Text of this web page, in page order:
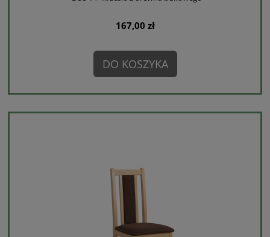
167,00 zł
DO KOSZYKA